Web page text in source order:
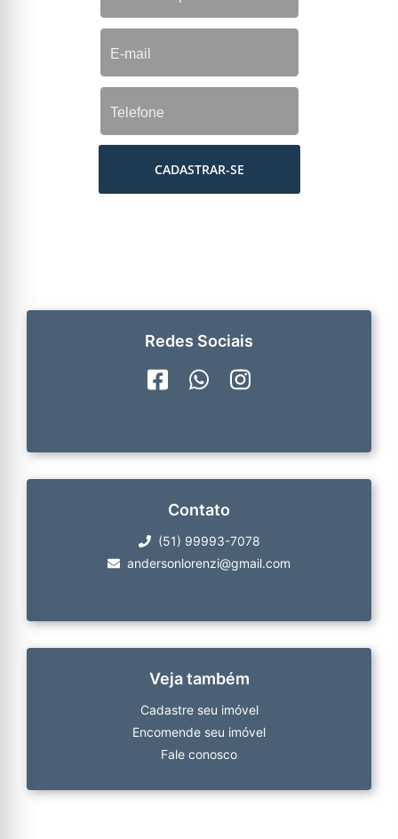
CADASTRAR-SE
Redes Sociais
Contato
(51) 99993-7078
andersonlorenzi@gmail.com
Veja também
Cadastre seu imóvel
Encomende seu imóvel
Fale conosco